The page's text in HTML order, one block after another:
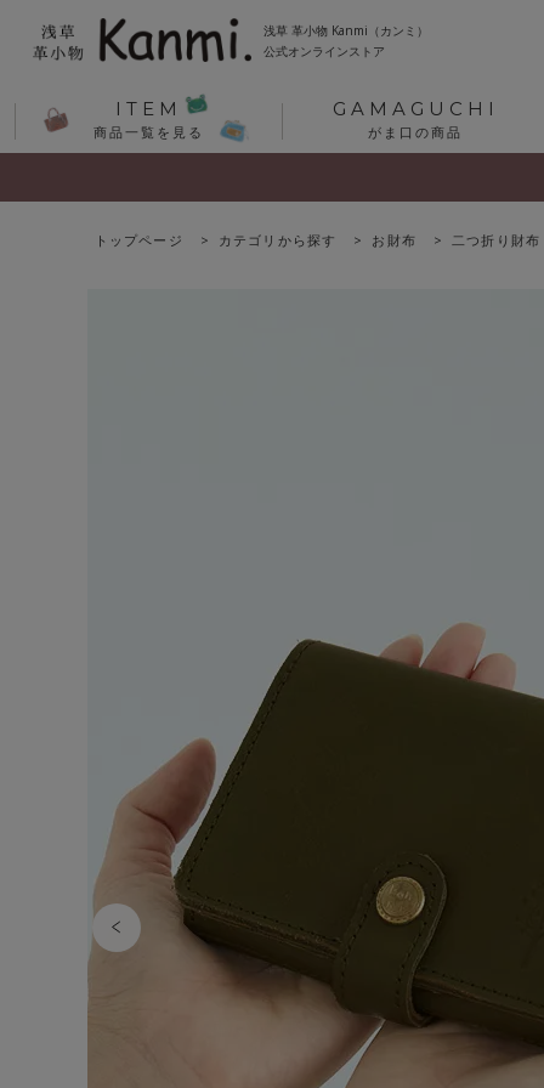
浅草 革小物 Kanmi（カンミ）
公式オンラインストア
ITEM
商品一覧を見る
GAMAGUCHI
がま口の商品
トップページ カテゴリから探す お財布 二つ折り財布